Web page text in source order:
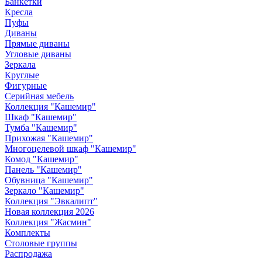
Кресла
Пуфы
Диваны
Прямые диваны
Угловые диваны
Зеркала
Круглые
Фигурные
Серийная мебель
Коллекция "Кашемир"
Шкаф "Кашемир"
Тумба "Кашемир"
Прихожая "Кашемир"
Многоцелевой шкаф "Кашемир"
Комод "Кашемир"
Панель "Кашемир"
Обувница "Кашемир"
Зеркало "Кашемир"
Коллекция "Эвкалипт"
Новая коллекция 2026
Коллекция "Жасмин"
Комплекты
Столовые группы
Распродажа